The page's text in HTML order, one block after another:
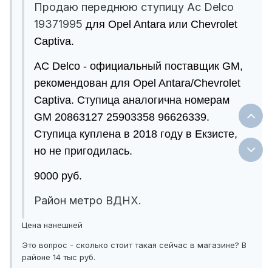
Продаю переднюю ступицу Ac Delco
19371995 для Opel Antara или Chevrolet
Captiva.
AC Delco - официальный поставщик GM,
рекомендован для Opel Antara/Chevrolet
Captiva. Ступица аналогична номерам
GM 20863127 25903358 96626339.
Ступица куплена в 2018 году в Екзисте,
но не пригодилась.
9000 руб.
Район метро ВДНХ.
Цена нанешней
Это вопрос - сколько стоит такая сейчас в магазине? В
районе 14 тыс руб.